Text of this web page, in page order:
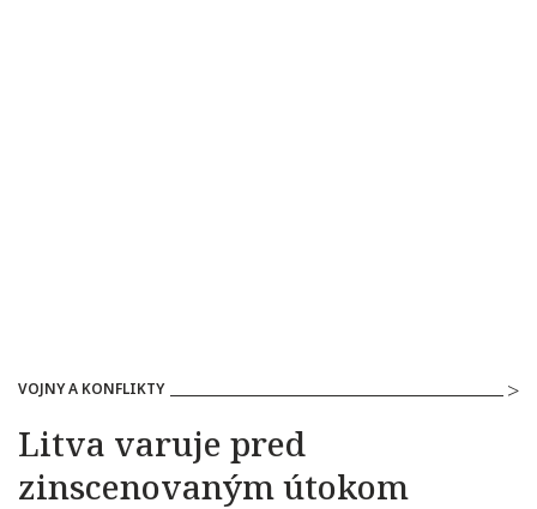
VOJNY A KONFLIKTY
Litva varuje pred
zinscenovaným útokom